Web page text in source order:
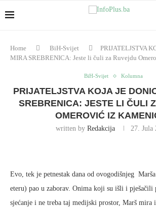
Home BiH-Svijet
PRIJATELJSTVA
MIRA SREBRENICA: Jeste li čuli za Ruvejdu
BiH-Svijet Kolumna
PRIJATELJSTVA KOJA JE
SREBRENICA: JESTE LI ČULI
OMEROVIĆ IZ
written by Redakcija 27. Jula
Evo, tek je petnestak dana od ovogodišnjeg
eteru) pao u zaborav. Onima koji su išli i pješačili
sjećanje i ne treba taj medijski prostor, Marš mira